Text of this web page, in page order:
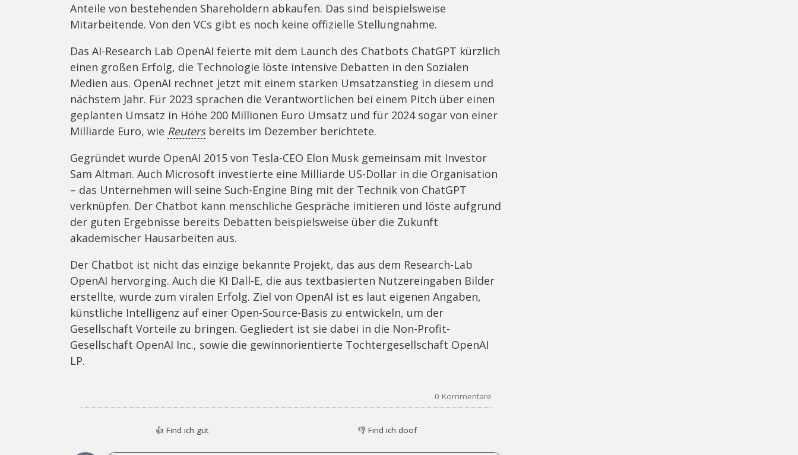
Anteile von bestehenden Shareholdern abkaufen. Das sind beispielsweise
Mitarbeitende. Von den VCs gibt es noch keine offizielle Stellungnahme.
Das AI-Research Lab OpenAI feierte mit dem Launch des Chatbots ChatGPT kürzlich
einen großen Erfolg, die Technologie löste intensive Debatten in den Sozialen
Medien aus. OpenAI rechnet jetzt mit einem starken Umsatzanstieg in diesem und
nächstem Jahr. Für 2023 sprachen die Verantwortlichen bei einem Pitch über einen
geplanten Umsatz in Höhe 200 Millionen Euro Umsatz und für 2024 sogar von einer
Milliarde Euro, wie Reutersbereits im Dezember berichtete.
Gegründet wurde OpenAI 2015 von Tesla-CEO Elon Musk gemeinsam mit Investor
Sam Altman. Auch Microsoft investierte eine Milliarde US-Dollar in die Organisation
– das Unternehmen will seine Such-Engine Bing mit der Technik von ChatGPT
verknüpfen. Der Chatbot kann menschliche Gespräche imitieren und löste aufgrund
der guten Ergebnisse bereits Debatten beispielsweise über die Zukunft
akademischer Hausarbeiten aus.
Der Chatbot ist nicht das einzige bekannte Projekt, das aus dem Research-Lab
OpenAI hervorging. Auch die KI Dall-E, die aus textbasierten Nutzereingaben Bilder
erstellte, wurde zum viralen Erfolg. Ziel von OpenAI ist es laut eigenen Angaben,
künstliche Intelligenz auf einer Open-Source-Basis zu entwickeln, um der
Gesellschaft Vorteile zu bringen. Gegliedert ist sie dabei in die Non-Profit-
Gesellschaft OpenAI Inc., sowie die gewinnorientierte Tochtergesellschaft OpenAI
LP.
0 Kommentare
👍 Find ich gut 👎 Find ich doof